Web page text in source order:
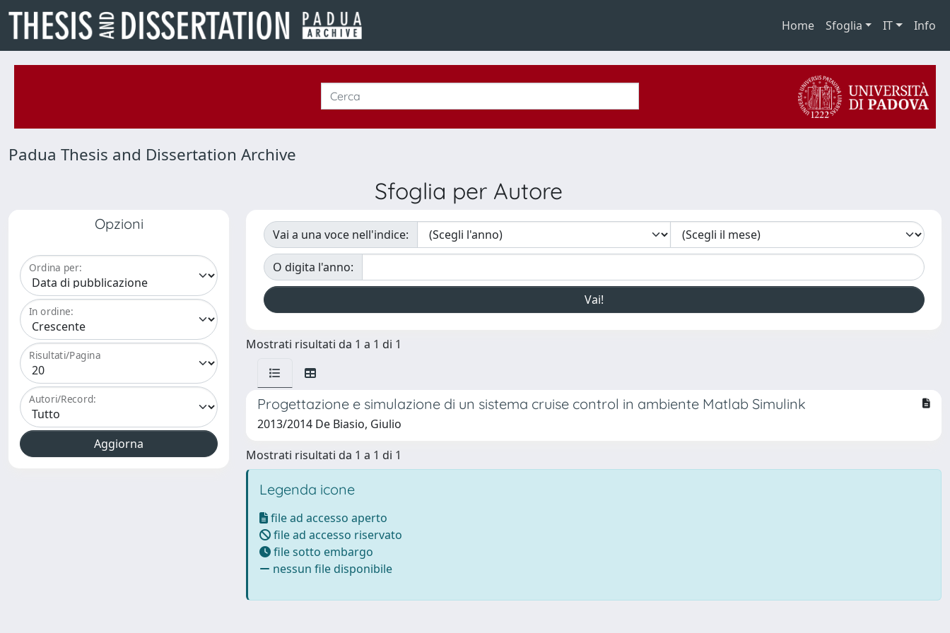
Home Sfoglia IT Info
Padua Thesis and Dissertation Archive
Sfoglia per Autore
Opzioni
Ordina per:
In ordine:
Risultati/Pagina
Autori/Record:
Vai a una voce nell'indice:
O digita l'anno:
Mostrati risultati da 1 a 1 di 1
Progettazione e simulazione di un sistema cruise control in ambiente Matlab Simulink
2013/2014 De Biasio, Giulio
Mostrati risultati da 1 a 1 di 1
Legenda icone
file ad accesso aperto
file ad accesso riservato
file sotto embargo
nessun file disponibile